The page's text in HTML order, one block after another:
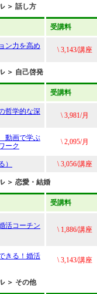
＞ 話し方
受講料
ン力を高め
\ 3,143/講座
＞ 自己啓発
受講料
哲学的な深
\ 3,981/月
動画で学ぶ
ーク
\ 2,095/月
） \ 3,056/講座
＞ 恋愛・結婚
受講料
活コーチン
\ 1,886/講座
きる！婚活
\ 3,143/講座
＞ その他